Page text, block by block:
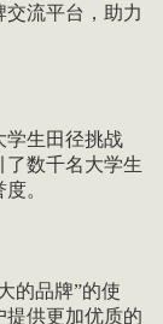
流平台，助力
学生田径挑战
了数千名大学生
。
的品牌”的使
提供更加优质的